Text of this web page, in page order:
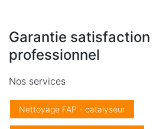
Garantie
professionnel
Nos services
Nettoyage FAP - catalyseur